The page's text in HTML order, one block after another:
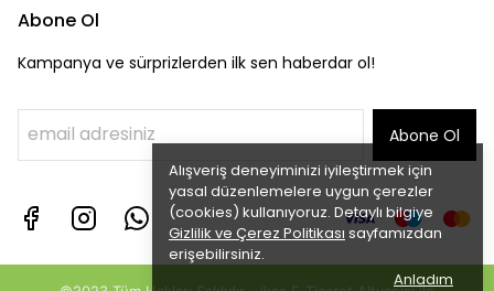
Alışveriş deneyiminizi iyileştirmek için
yasal düzenlemelere uygun çerezler
(cookies) kullanıyoruz. Detaylı bilgiye
Gizlilik ve Çerez Politikası sayfamızdan
erişebilirsiniz.
Anladım
Abone Ol
Kampanya ve sürprizlerden ilk sen haberdar ol!
Abone Ol